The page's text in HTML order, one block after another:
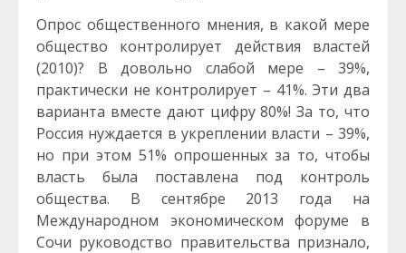
Опрос общественного мнения, в какой мере
общество контролирует действия властей
(2010)? В довольно слабой мере – 39%,
практически не контролирует – 41%. Эти два
варианта вместе дают цифру 80%! За то, что
Россия нуждается в укреплении власти – 39%,
но при этом 51% опрошенных за то, чтобы
власть была поставлена под контроль
общества. В сентябре 2013 года на
Международном экономическом форуме в
Сочи руководство правительства признало,